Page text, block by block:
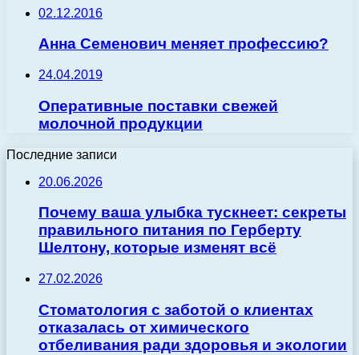
02.12.2016
Анна Семенович меняет профессию?
24.04.2019
Оперативные поставки свежей
молочной продукции
Последние записи
20.06.2026
Почему ваша улыбка тускнеет: секреты
правильного питания по Герберту
Шелтону, которые изменят всё
27.02.2026
Стоматология с заботой о клиентах
отказалась от химического
отбеливания ради здоровья и экологии